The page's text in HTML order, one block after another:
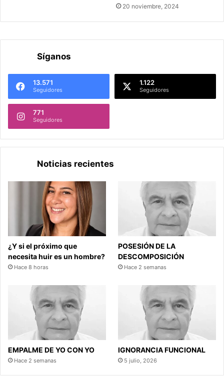
20 noviembre, 2024
Síganos
13.571
Seguidores
1.122
Seguidores
771
Seguidores
Noticias recientes
¿Y si el próximo que
necesita huir es un hombre?
Hace 8 horas
POSESIÓN DE LA
DESCOMPOSICIÓN
Hace 2 semanas
EMPALME DE YO CON YO
Hace 2 semanas
IGNORANCIA FUNCIONAL
5 julio, 2026